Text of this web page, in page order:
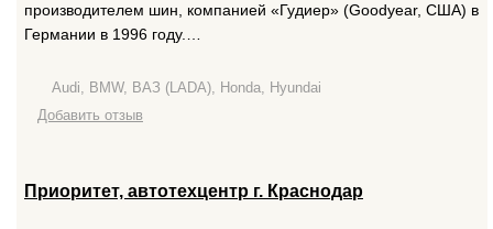
производителем шин, компанией «Гудиер» (Goodyear, США) в
Германии в 1996 году.…
Audi, BMW, ВАЗ (LADA), Honda, Hyundai
Добавить отзыв
Приоритет, автотехцентр г. Краснодар